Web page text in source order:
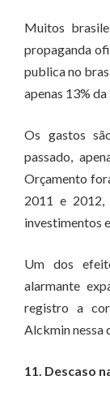
Muitos
propaganda
publica no
apenas 13%
Os gastos
passado,
Orçamento
2011 e
investimentos
Um dos
alarmante
registro a
Alckmin nessa
11. Descaso